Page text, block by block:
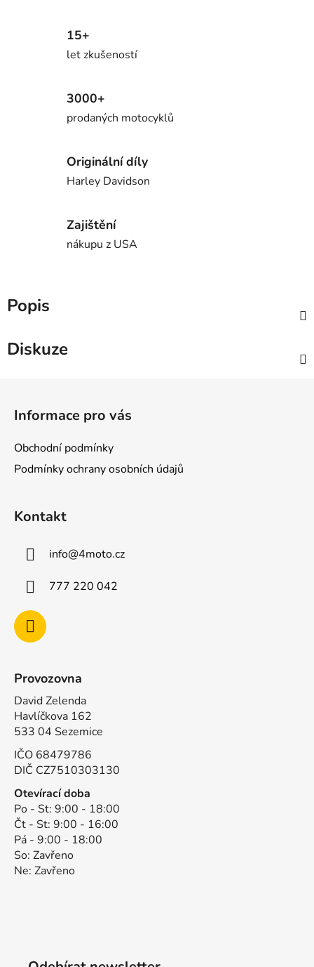
15+
let zkušeností
3000+
prodaných motocyklů
Originální díly
Harley Davidson
Zajištění
nákupu z USA
Popis
Diskuze
Informace pro vás
Obchodní podmínky
Podmínky ochrany osobních údajů
Kontakt
info@4moto.cz
777 220 042
Provozovna
David Zelenda
Havlíčkova 162
533 04 Sezemice
IČO 68479786
DIČ CZ7510303130
Otevírací doba
Po - St: 9:00 - 18:00
Čt - St: 9:00 - 16:00
Pá - 9:00 - 18:00
So: Zavřeno
Ne: Zavřeno